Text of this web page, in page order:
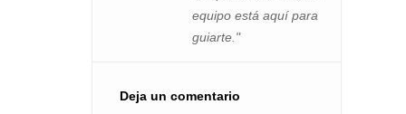
equipo está aquí para
guiarte."
Deja un comentario